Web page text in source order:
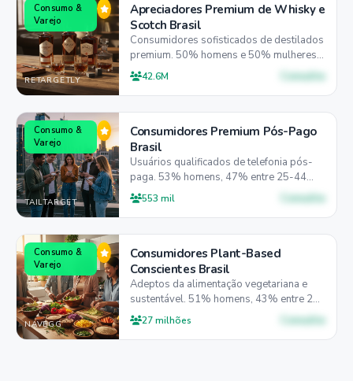
Consumo &
Varejo
RETARGETLY
Apreciadores Premium de Whisky e
Scotch Brasil
Consumidores sofisticados de destilados
premium. 50% homens e 50% mulheres,
40% entre 25-44 anos, 68% preferem
mobile para descoberta.
42.6M Consulte
Consumo &
Varejo
TAILTARGET
Consumidores Premium Pós-Pago
Brasil
Usuários qualificados de telefonia pós-
paga. 53% homens, 47% entre 25-44
anos, 52% mobile-first com forte
presença desktop (46%).
553 mil Consulte
Consumo &
Varejo
NAVEGG
Consumidores Plant-Based
Conscientes Brasil
Adeptos da alimentação vegetariana e
sustentável. 51% homens, 43% entre 25-
44 anos, 61% preferem mobile.
27 milhões Consulte